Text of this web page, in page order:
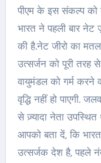
पीएम के इस संकल्प को
भारत ने पहली बार नेट
की है.नेट जीरो का
उत्सर्जन को पूरी
वायुमंडल को गर्म करने
वृद्धि नहीं हो पाएगी.
से ज़्यादा नेता उपस्थित
आपको बता दें, कि भारत
उत्सर्जक देश है, पहले